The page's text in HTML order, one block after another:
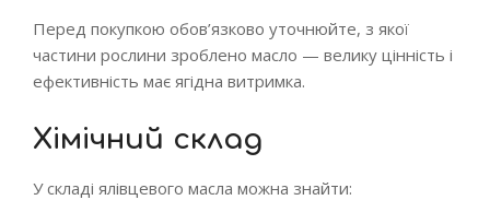
Перед покупкою обов’язково уточнюйте, з якої
частини рослини зроблено масло — велику цінність і
ефективність має ягідна витримка.
Хімічний склад
У складі ялівцевого масла можна знайти: